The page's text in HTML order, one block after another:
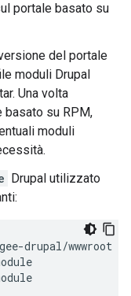
portale basato su
del portale
moduli Drupal
Una volta
basato su RPM,
moduli
Drupal utilizzato